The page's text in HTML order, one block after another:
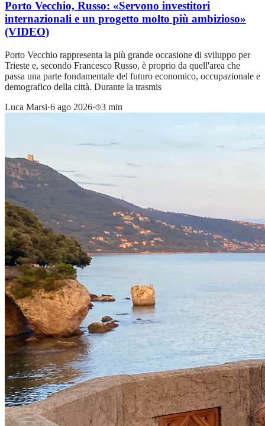
Porto Vecchio, Russo: «Servono investitori
internazionali e un progetto molto più ambizioso»
(VIDEO)
Porto Vecchio rappresenta la più grande occasione di sviluppo per
Trieste e, secondo Francesco Russo, è proprio da quell'area che
passa una parte fondamentale del futuro economico, occupazionale e
demografico della città. Durante la trasmis
Luca Marsi·6 ago 2026· 3 min